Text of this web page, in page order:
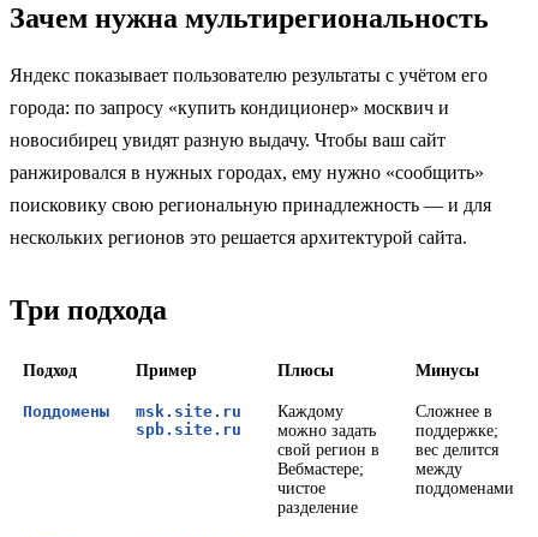
Зачем нужна мультирегиональность
Яндекс показывает пользователю результаты с учётом его
города: по запросу «купить кондиционер» москвич и
новосибирец увидят разную выдачу. Чтобы ваш сайт
ранжировался в нужных городах, ему нужно «сообщить»
поисковику свою региональную принадлежность — и для
нескольких регионов это решается архитектурой сайта.
Три подхода
Подход Пример Плюсы Минусы
Поддомены
msk.site.ru
spb.site.ru
Каждому
можно задать
свой регион в
Вебмастере;
чистое
разделение
Сложнее в
поддержке;
вес делится
между
поддоменами